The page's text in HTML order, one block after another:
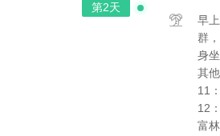
第2天
早
群
身
其
11
12
富